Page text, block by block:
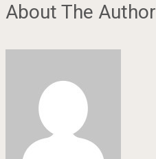
About The Author